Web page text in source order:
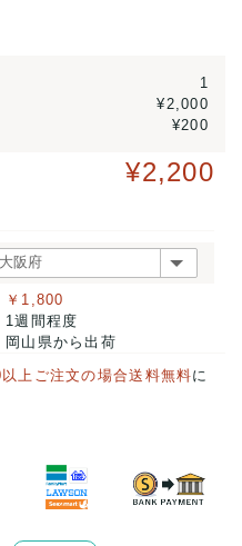
1
¥2,000
¥200
¥2,200
￥1,800
1週間程度
岡山県から出荷
上ご注文の場合送料無料に